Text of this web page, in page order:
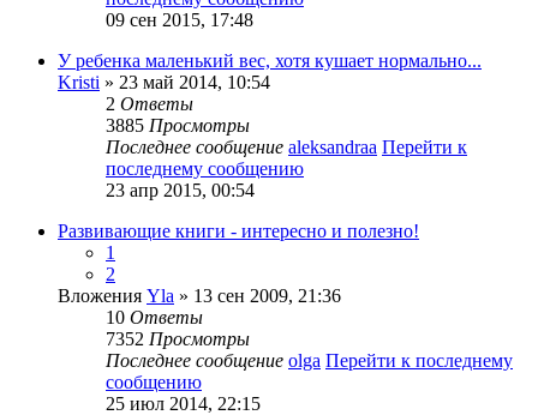
09 сен 2015, 17:48
У ребенка маленький вес, хотя кушает нормально...
Kristi » 23 май 2014, 10:54
2 Ответы
3885 Просмотры
Последнее сообщение aleksandraa Перейти к
последнему сообщению
23 апр 2015, 00:54
Развивающие книги - интересно и полезно!
1
2
Вложения Yla » 13 сен 2009, 21:36
10 Ответы
7352 Просмотры
Последнее сообщение olga Перейти к последнему
сообщению
25 июл 2014, 22:15